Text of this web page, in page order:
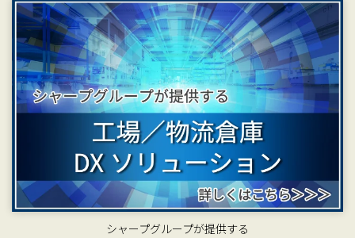
シャープグループが提供する